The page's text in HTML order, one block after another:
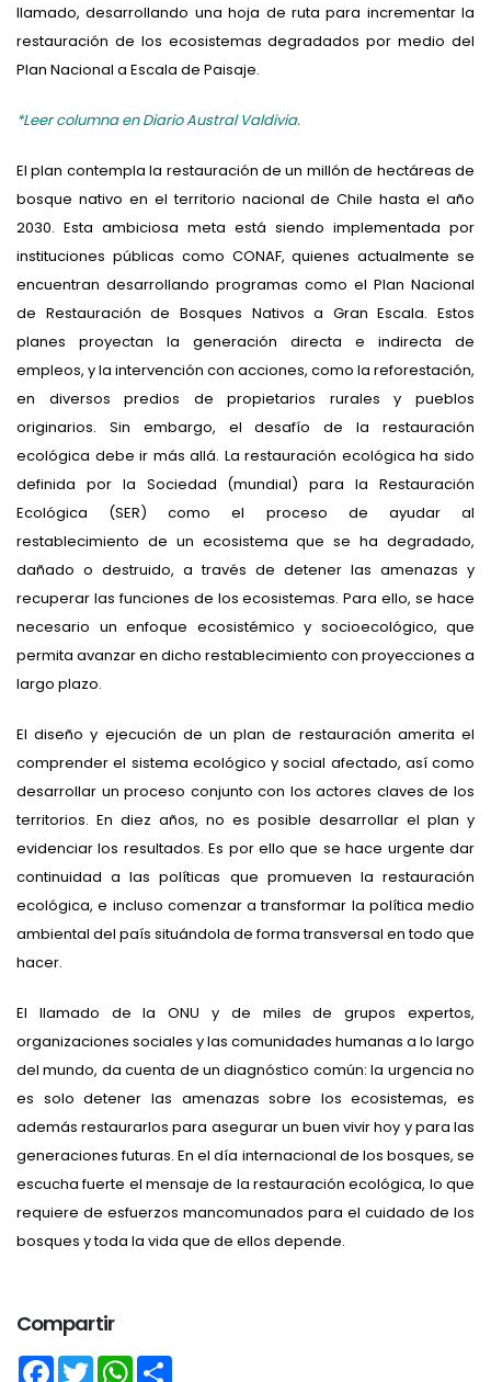
llamado, desarrollando una hoja de ruta para incrementar la
restauración de los ecosistemas degradados por medio del
Plan Nacional a Escala de Paisaje.
*Leer columna en Diario Austral Valdivia.
El plan contempla la restauración de un millón de hectáreas de
bosque nativo en el territorio nacional de Chile hasta el año
2030. Esta ambiciosa meta está siendo implementada por
instituciones públicas como CONAF, quienes actualmente se
encuentran desarrollando programas como el Plan Nacional
de Restauración de Bosques Nativos a Gran Escala. Estos
planes proyectan la generación directa e indirecta de
empleos, y la intervención con acciones, como la reforestación,
en diversos predios de propietarios rurales y pueblos
originarios. Sin embargo, el desafío de la restauración
ecológica debe ir más allá. La restauración ecológica ha sido
definida por la Sociedad (mundial) para la Restauración
Ecológica (SER) como el proceso de ayudar al
restablecimiento de un ecosistema que se ha degradado,
dañado o destruido, a través de detener las amenazas y
recuperar las funciones de los ecosistemas. Para ello, se hace
necesario un enfoque ecosistémico y socioecológico, que
permita avanzar en dicho restablecimiento con proyecciones a
largo plazo.
El diseño y ejecución de un plan de restauración amerita el
comprender el sistema ecológico y social afectado, así como
desarrollar un proceso conjunto con los actores claves de los
territorios. En diez años, no es posible desarrollar el plan y
evidenciar los resultados. Es por ello que se hace urgente dar
continuidad a las políticas que promueven la restauración
ecológica, e incluso comenzar a transformar la política medio
ambiental del país situándola de forma transversal en todo que
hacer.
El llamado de la ONU y de miles de grupos expertos,
organizaciones sociales y las comunidades humanas a lo largo
del mundo, da cuenta de un diagnóstico común: la urgencia no
es solo detener las amenazas sobre los ecosistemas, es
además restaurarlos para asegurar un buen vivir hoy y para las
generaciones futuras. En el día internacional de los bosques, se
escucha fuerte el mensaje de la restauración ecológica, lo que
requiere de esfuerzos mancomunados para el cuidado de los
bosques y toda la vida que de ellos depende.
Compartir
Facebook
TwitterWhatsApp